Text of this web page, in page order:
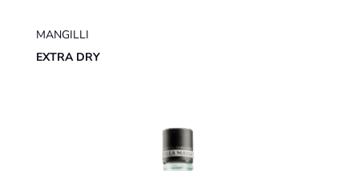
MANGILLI
EXTRA DRY